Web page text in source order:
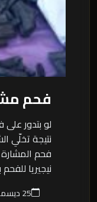
فحم
لو بتدور
نتيجة تخلّي
فحم
نيجيريا
25 ديسمبر 2025